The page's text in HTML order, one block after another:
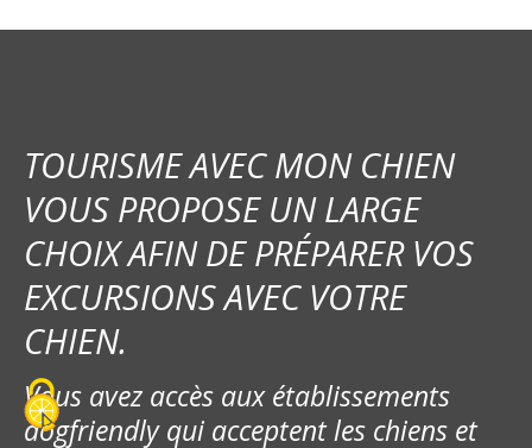
i
o
n
d
e
l
TOURISME AVEC MON CHIEN
VOUS PROPOSE UN LARGE
CHOIX AFIN DE PRÉPARER VOS
EXCURSIONS AVEC VOTRE
CHIEN.
Vous avez accès aux établissements
dogfriendly qui acceptent les chiens et